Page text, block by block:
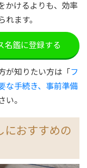
かけるよりも、効率
ます。
名鑑に登録する
が知りたい方は「フ
な手続き、事前準備
い。
におすすめの